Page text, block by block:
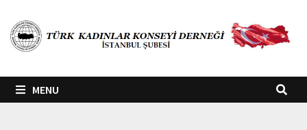
content
MENU